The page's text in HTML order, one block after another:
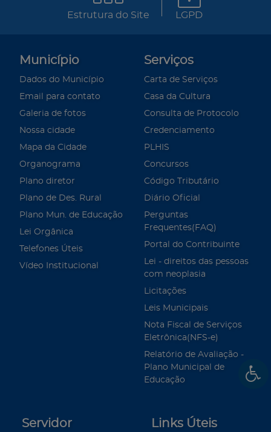
Estrutura do Site LGPD
Município
Dados do Município
Email para contato
Galeria de fotos
Nossa cidade
Mapa da Cidade
Organograma
Plano diretor
Plano de Des. Rural
Plano Mun. de Educação
Lei Orgânica
Telefones Úteis
Vídeo Institucional
Serviços
Carta de Serviços
Casa da Cultura
Consulta de Protocolo
Credenciamento
PLHIS
Concursos
Código Tributário
Diário Oficial
Perguntas
Frequentes(FAQ)
Portal do Contribuinte
Lei - direitos das pessoas
com neoplasia
Licitações
Leis Municipais
Nota Fiscal de Serviços
Eletrônica(NFS-e)
Relatório de Avaliação -
Plano Municipal de
Educação
Servidor Links Úteis